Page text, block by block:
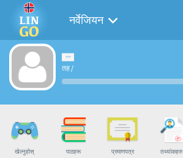
नर्वेजियन
तह/
खेल्नुहोस् पाठहरू प्रमाणपत्र तथ्यांकहरु